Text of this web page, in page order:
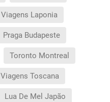
Viagens Laponia
Praga Budapeste
Toronto Montreal
Viagens Toscana
Lua De Mel Japão